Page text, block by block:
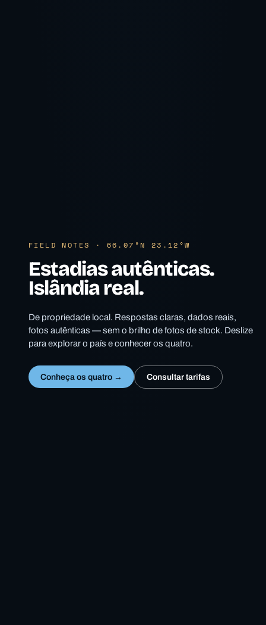
FIELD NOTES · 66.07°N 23.12°W
Estadias autênticas.
Islândia real.
De propriedade local. Respostas claras, dados reais,
fotos autênticas — sem o brilho de fotos de stock. Deslize
para explorar o país e conhecer os quatro.
Conheça os quatro → Consultar tarifas